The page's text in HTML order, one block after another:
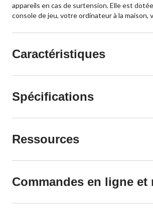
appareils en cas de surtension. Elle est
console de jeu, votre ordinateur à la
Caractéristiques
Spécifications
Ressources
Commandes en ligne et